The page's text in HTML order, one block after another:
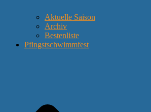
Aktuelle Saison
Archiv
Bestenliste
Pfingstschwimmfest